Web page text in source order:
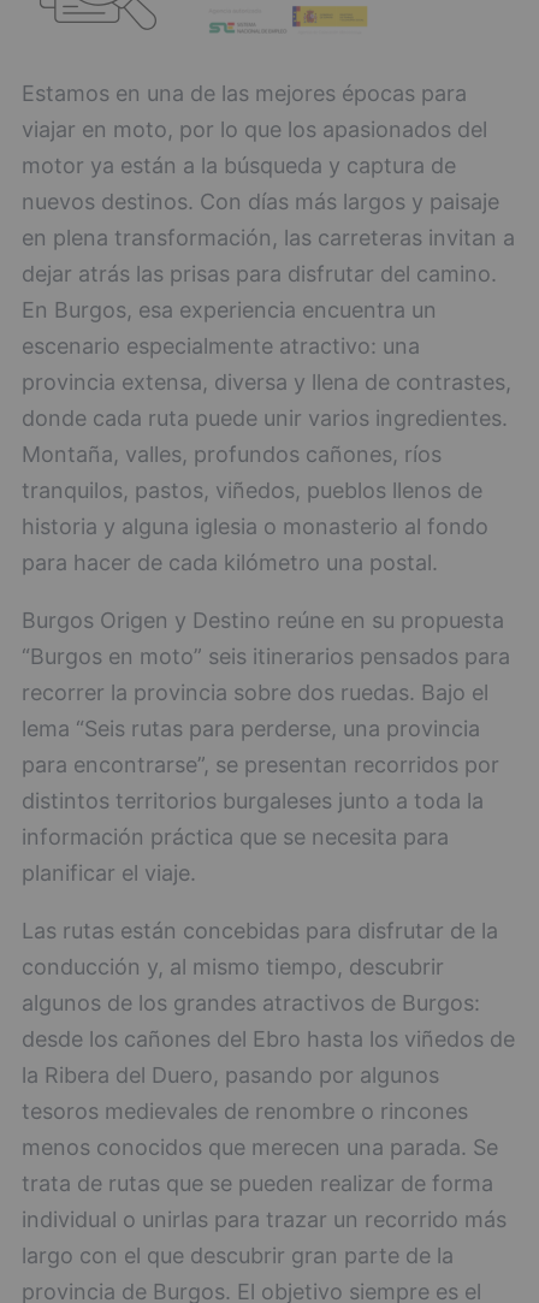
Estamos en una de las mejores épocas para
viajar en moto, por lo que los apasionados del
motor ya están a la búsqueda y captura de
nuevos destinos. Con días más largos y paisaje
en plena transformación, las carreteras invitan a
dejar atrás las prisas para disfrutar del camino.
En Burgos, esa experiencia encuentra un
escenario especialmente atractivo: una
provincia extensa, diversa y llena de contrastes,
donde cada ruta puede unir varios ingredientes.
Montaña, valles, profundos cañones, ríos
tranquilos, pastos, viñedos, pueblos llenos de
historia y alguna iglesia o monasterio al fondo
para hacer de cada kilómetro una postal.
Burgos Origen y Destino reúne en su propuesta
“Burgos en moto” seis itinerarios pensados para
recorrer la provincia sobre dos ruedas. Bajo el
lema “Seis rutas para perderse, una provincia
para encontrarse”, se presentan recorridos por
distintos territorios burgaleses junto a toda la
información práctica que se necesita para
planificar el viaje.
Las rutas están concebidas para disfrutar de la
conducción y, al mismo tiempo, descubrir
algunos de los grandes atractivos de Burgos:
desde los cañones del Ebro hasta los viñedos de
la Ribera del Duero, pasando por algunos
tesoros medievales de renombre o rincones
menos conocidos que merecen una parada. Se
trata de rutas que se pueden realizar de forma
individual o unirlas para trazar un recorrido más
largo con el que descubrir gran parte de la
provincia de Burgos. El objetivo siempre es el